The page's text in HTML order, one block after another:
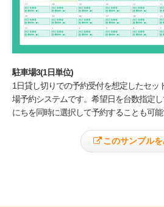
駐車場3(1日単位)
1日貸し切りでの予約受付を想定したセッ
場予約システムです。希望日を台数指定
にちを同時に選択して予約することも可能
このサンプル